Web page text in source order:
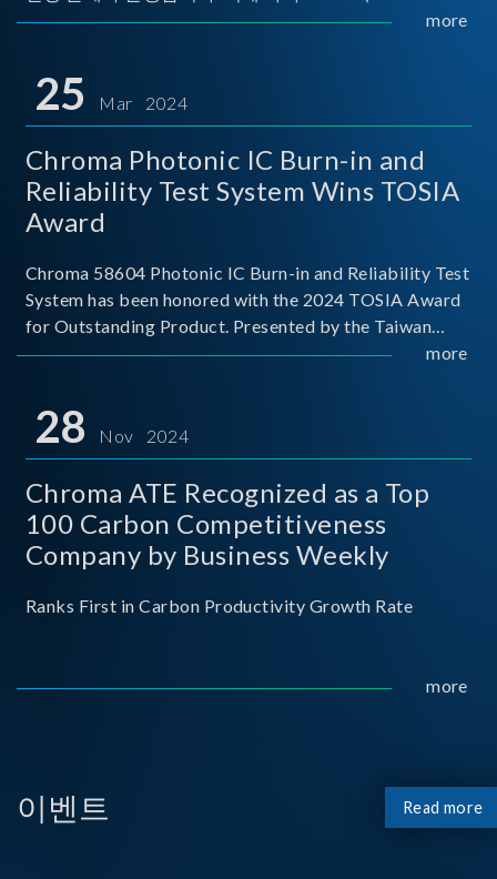
Implementers Forum)는 USB Power Delivery(PD) 전력
서는 USB PD를 지원하는 다양한 제품들이 출시되고 있
습니다. 스마트폰, 디지털 카메라, 모바일 기기, 외장 스토
리지, 노트북, 디스플레이 등에서 하나의
more
25 Mar 2024
Chroma Photonic IC Burn-in and
Reliability Test System Wins TOSIA
Award
Chroma 58604 Photonic IC Burn-in and Reliability Test
System has been honored with the 2024 TOSIA Award
for Outstanding Product. Presented by the Taiwan
Optoelectronic and Semiconductor Industry
for thei
more
28 Nov 2024
Chroma ATE Recognized as a Top
100 Carbon Competitiveness
Company by Business Weekly
Ranks First in Carbon Productivity Growth Rate
more
이벤트 Read more